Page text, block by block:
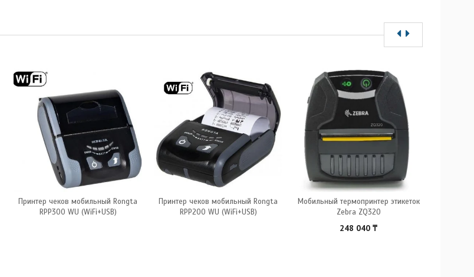
Принтер чеков мобильный Rongta
RPP300 WU (WiFi+USB)
Принтер чеков мобильный Rongta
RPP200 WU (WiFi+USB)
Мобильный термопринтер этикеток
Zebra ZQ320
248 040 ₸